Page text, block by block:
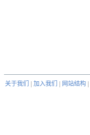
关于我们 加入我们 网站结构